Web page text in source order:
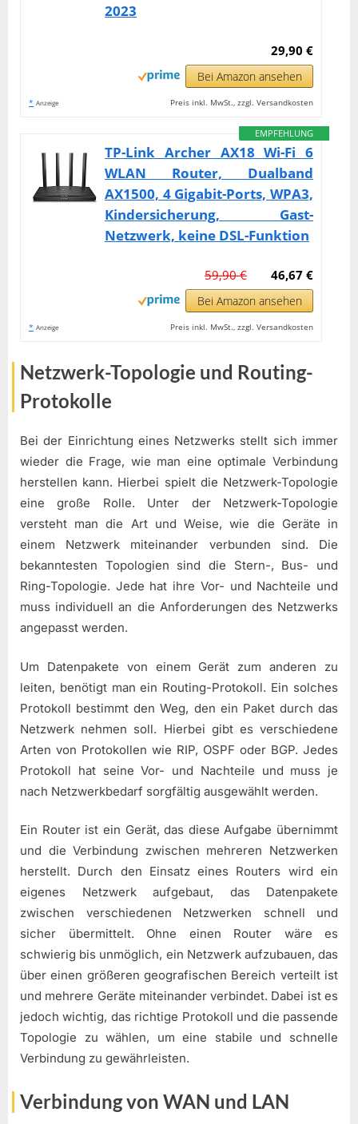
2023
29,90 €
Bei Amazon ansehen
* Anzeige Preis inkl. MwSt., zzgl. Versandkosten
EMPFEHLUNG
TP-Link Archer AX18 Wi-Fi 6
WLAN Router, Dualband
AX1500, 4 Gigabit-Ports, WPA3,
Kindersicherung, Gast-
Netzwerk, keine DSL-Funktion
46,67 €
59,90 €
Bei Amazon ansehen
* Anzeige Preis inkl. MwSt., zzgl. Versandkosten
Netzwerk-Topologie und Routing-
Protokolle
Bei der Einrichtung eines Netzwerks stellt sich immer
wieder die Frage, wie man eine optimale Verbindung
herstellen kann. Hierbei spielt die Netzwerk-Topologie
eine große Rolle. Unter der Netzwerk-Topologie
versteht man die Art und Weise, wie die Geräte in
einem Netzwerk miteinander verbunden sind. Die
bekanntesten Topologien sind die Stern-, Bus- und
Ring-Topologie. Jede hat ihre Vor- und Nachteile und
muss individuell an die Anforderungen des Netzwerks
angepasst werden.
Um Datenpakete von einem Gerät zum anderen zu
leiten, benötigt man ein Routing-Protokoll. Ein solches
Protokoll bestimmt den Weg, den ein Paket durch das
Netzwerk nehmen soll. Hierbei gibt es verschiedene
Arten von Protokollen wie RIP, OSPF oder BGP. Jedes
Protokoll hat seine Vor- und Nachteile und muss je
nach Netzwerkbedarf sorgfältig ausgewählt werden.
Ein Router ist ein Gerät, das diese Aufgabe übernimmt
und die Verbindung zwischen mehreren Netzwerken
herstellt. Durch den Einsatz eines Routers wird ein
eigenes Netzwerk aufgebaut, das Datenpakete
zwischen verschiedenen Netzwerken schnell und
sicher übermittelt. Ohne einen Router wäre es
schwierig bis unmöglich, ein Netzwerk aufzubauen, das
über einen größeren geografischen Bereich verteilt ist
und mehrere Geräte miteinander verbindet. Dabei ist es
jedoch wichtig, das richtige Protokoll und die passende
Topologie zu wählen, um eine stabile und schnelle
Verbindung zu gewährleisten.
Verbindung von WAN und LAN